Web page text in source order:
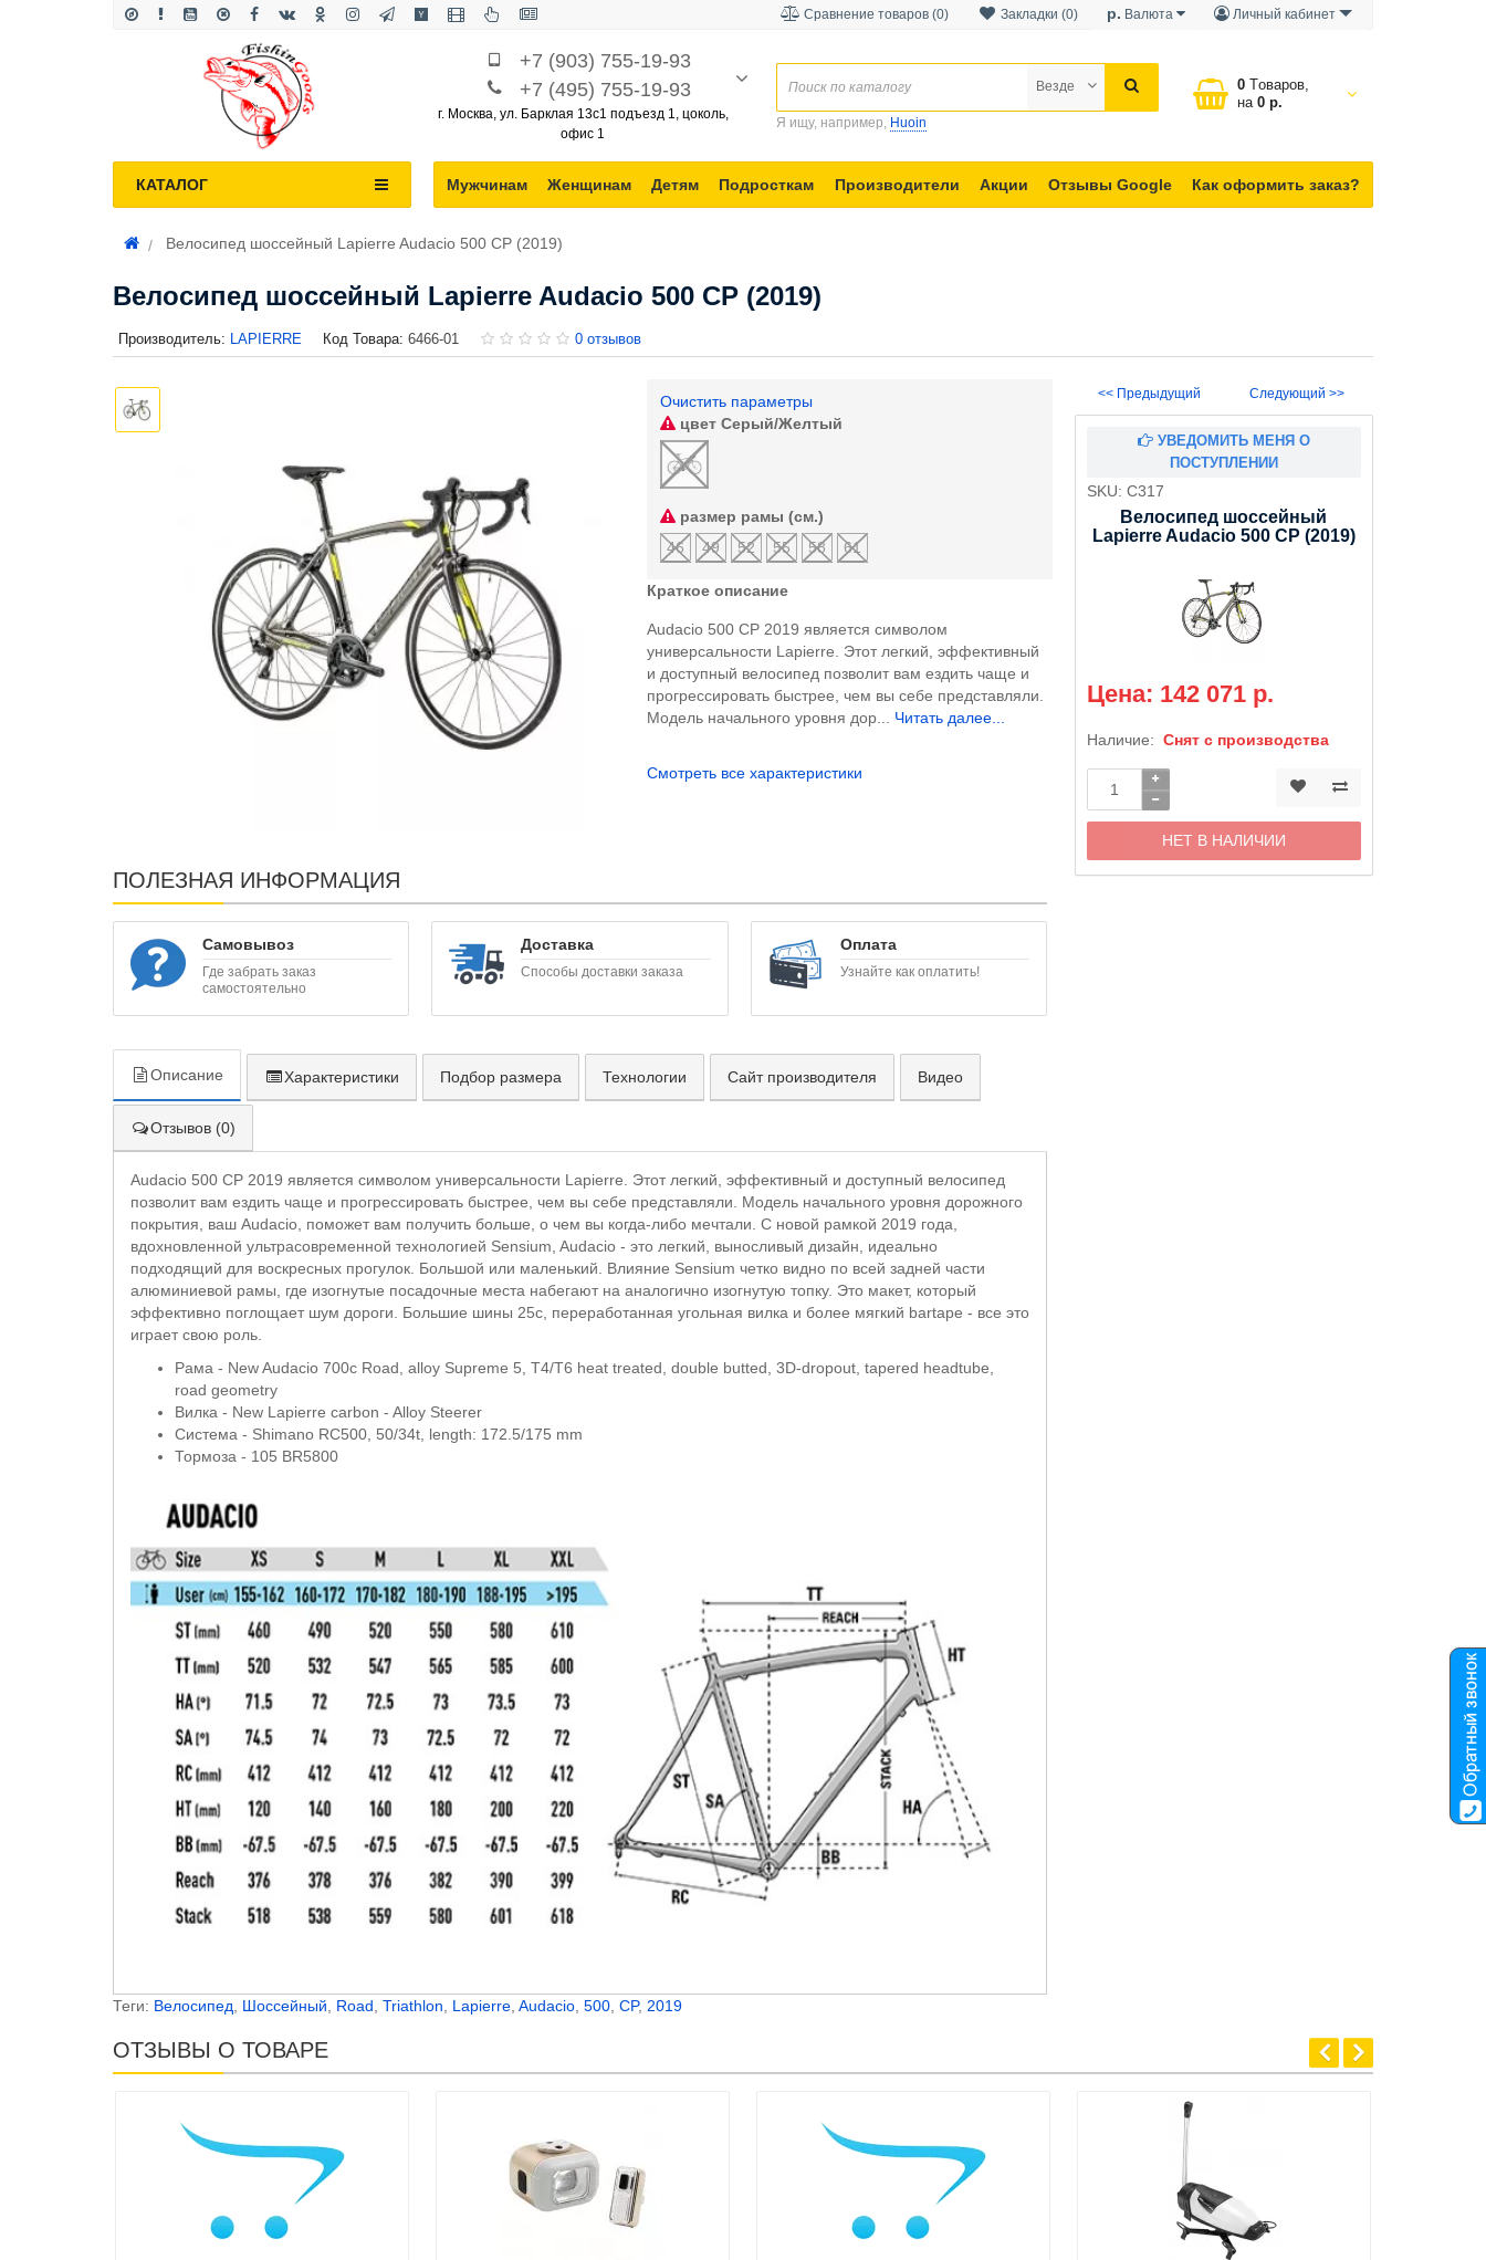
Личный кабинет
р. Валюта
Закладки (0)
Сравнение товаров (0)
+7 (903) 755-19-93
+7 (495) 755-19-93
г. Москва, ул. Барклая 13с1 подъезд 1, цоколь,
офис 1
0 Tоваров,
на
0 р.
Везде
Я ищу, например, Huoin
Мужчинам Женщинам Детям Подросткам Производители Акции Отзывы Google Как оформить заказ?
КАТАЛОГ
Велосипед шоссейный Lapierre Audacio 500 CP (2019)
Велосипед шоссейный Lapierre Audacio 500 CP (2019)
Производитель: LAPIERRE Код Товара: 6466-01 0 отзывов
Очистить параметры
цветСерый/Желтый
размер рамы (см.)
46
49 52 55 58 61
Краткое описание
Audacio 500 CP 2019 является символом
универсальности Lapierre. Этот легкий, эффективный
и доступный велосипед позволит вам ездить чаще и
прогрессировать быстрее, чем вы себе представляли.
Модель начального уровня дор... Читать далее...
Смотреть все характеристики
<< Предыдущий Следующий >>
УВЕДОМИТЬ МЕНЯ О
ПОСТУПЛЕНИИ
SKU: C317
Велосипед шоссейный
Lapierre Audacio 500 CP (2019)
Цена: 142 071 р.
Наличие: Снят с производства
НЕТ В НАЛИЧИИ
ПОЛЕЗНАЯ ИНФОРМАЦИЯ
Самовывоз
Где забрать заказ
самостоятельно
Доставка
Способы доставки заказа
Оплата
Узнайте как оплатить!
Описание Характеристики Подбор размера Технологии Сайт производителя Видео
Отзывов (0)
Audacio 500 CP 2019 является символом универсальности Lapierre. Этот легкий, эффективный и доступный велосипед
позволит вам ездить чаще и прогрессировать быстрее, чем вы себе представляли. Модель начального уровня дорожного
покрытия, ваш Audacio, поможет вам получить больше, о чем вы когда-либо мечтали. С новой рамкой 2019 года,
вдохновленной ультрасовременной технологией Sensium, Audacio - это легкий, выносливый дизайн, идеально
подходящий для воскресных прогулок. Большой или маленький. Влияние Sensium четко видно по всей задней части
алюминиевой рамы, где изогнутые посадочные места набегают на аналогично изогнутую топку. Это макет, который
эффективно поглощает шум дороги. Большие шины 25c, переработанная угольная вилка и более мягкий bartape - все это
играет свою роль.
Рама - New Audacio 700c Road, alloy Supreme 5, T4/T6 heat treated, double butted, 3D-dropout, tapered headtube,
road geometry
Вилка - New Lapierre carbon - Alloy Steerer
Система - Shimano RC500, 50/34t, length: 172.5/175 mm
Тормоза - 105 BR5800
Теги: Велосипед Шоссейный Road Triathlon Lapierre Audacio 500 CP, 2019
ОТЗЫВЫ О ТОВАРЕ